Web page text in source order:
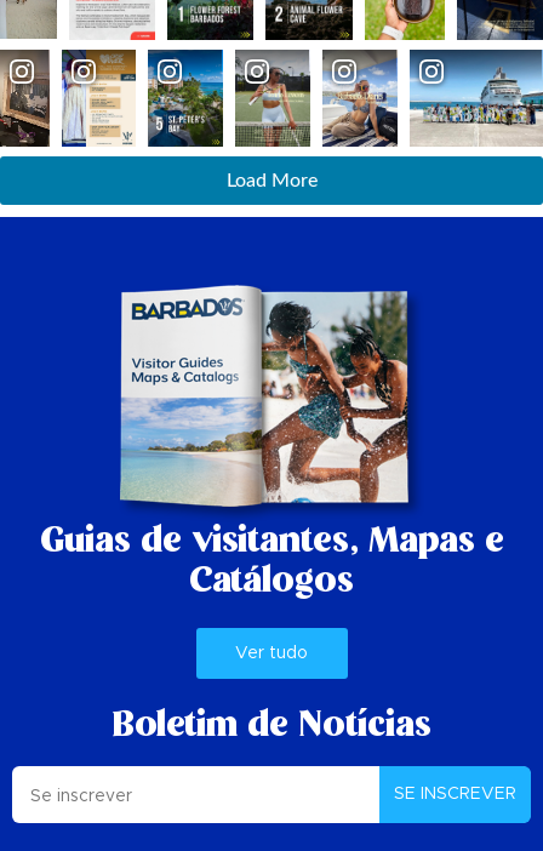
Load More
Guias de visitantes, Mapas e
Catálogos
Ver tudo
Boletim de Notícias
SE INSCREVER